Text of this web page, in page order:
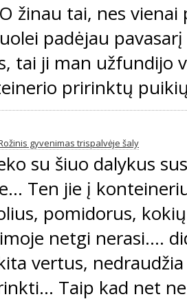
žinau tai, nes
padėjau
tai ji man užfundijo
pririnktų
gyvenimas trispalvėje šaly
su šiuo dalykus
Ten jie į
pomidorus,
netgi nerasi....
vertus,
Taip kad net